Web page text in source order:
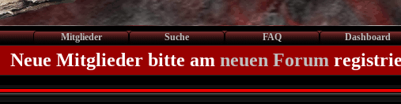
Mitglieder Suche FAQ Dashboard
Neue Mitglieder bitte am neuen Forum